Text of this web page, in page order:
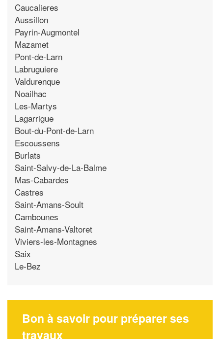
Caucalieres
Aussillon
Payrin-Augmontel
Mazamet
Pont-de-Larn
Labruguiere
Valdurenque
Noailhac
Les-Martys
Lagarrigue
Bout-du-Pont-de-Larn
Escoussens
Burlats
Saint-Salvy-de-La-Balme
Mas-Cabardes
Castres
Saint-Amans-Soult
Cambounes
Saint-Amans-Valtoret
Viviers-les-Montagnes
Saix
Le-Bez
Bon à savoir pour préparer ses
travaux